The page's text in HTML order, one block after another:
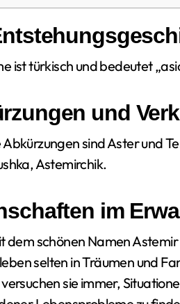
ist türkisch und bedeutet
und
sind Aster und
Astemirchik.
im
dem schönen Namen
selten in Träumen und
sie immer,